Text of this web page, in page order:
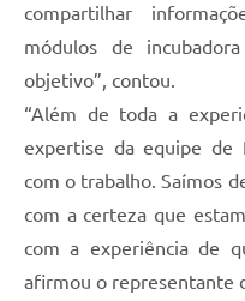
compartilhar
módulos de
objetivo”, contou.
“Além de toda a
expertise da equipe de
com o trabalho. Saímos
com a certeza que
com a experiência de
afirmou o representante